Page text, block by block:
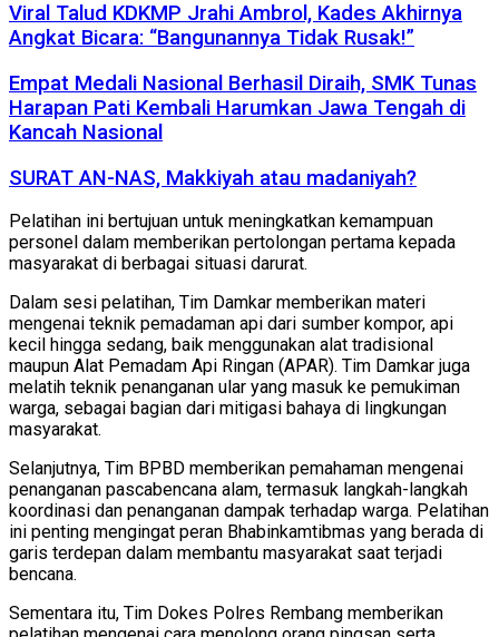
Viral Talud KDKMP Jrahi Ambrol, Kades Akhirnya
Angkat Bicara: “Bangunannya Tidak Rusak!”
Empat Medali Nasional Berhasil Diraih, SMK Tunas
Harapan Pati Kembali Harumkan Jawa Tengah di
Kancah Nasional
SURAT AN-NAS, Makkiyah atau madaniyah?
Pelatihan ini bertujuan untuk meningkatkan kemampuan
personel dalam memberikan pertolongan pertama kepada
masyarakat di berbagai situasi darurat.
Dalam sesi pelatihan, Tim Damkar memberikan materi
mengenai teknik pemadaman api dari sumber kompor, api
kecil hingga sedang, baik menggunakan alat tradisional
maupun Alat Pemadam Api Ringan (APAR). Tim Damkar juga
melatih teknik penanganan ular yang masuk ke pemukiman
warga, sebagai bagian dari mitigasi bahaya di lingkungan
masyarakat.
Selanjutnya, Tim BPBD memberikan pemahaman mengenai
penanganan pascabencana alam, termasuk langkah-langkah
koordinasi dan penanganan dampak terhadap warga. Pelatihan
ini penting mengingat peran Bhabinkamtibmas yang berada di
garis terdepan dalam membantu masyarakat saat terjadi
bencana.
Sementara itu, Tim Dokes Polres Rembang memberikan